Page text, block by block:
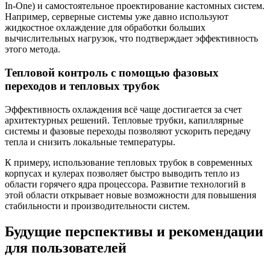
In-One) и самостоятельное проектирование кастомных систем.
Например, серверные системы уже давно используют
жидкостное охлаждение для обработки больших
вычислительных нагрузок, что подтверждает эффективность
этого метода.
Тепловой контроль с помощью фазовых
переходов и тепловых трубок
Эффективность охлаждения всё чаще достигается за счет
архитектурных решений. Тепловые трубки, капиллярные
системы и фазовые переходы позволяют ускорить передачу
тепла и снизить локальные температуры.
К примеру, использование тепловых трубок в современных
корпусах и кулерах позволяет быстро выводить тепло из
области горячего ядра процессора. Развитие технологий в
этой области открывает новые возможности для повышения
стабильности и производительности систем.
Будущие перспективы и рекомендации
для пользователей